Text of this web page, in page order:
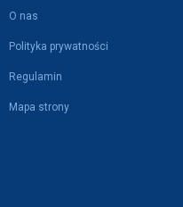
O nas
Polityka prywatności
Regulamin
Mapa strony